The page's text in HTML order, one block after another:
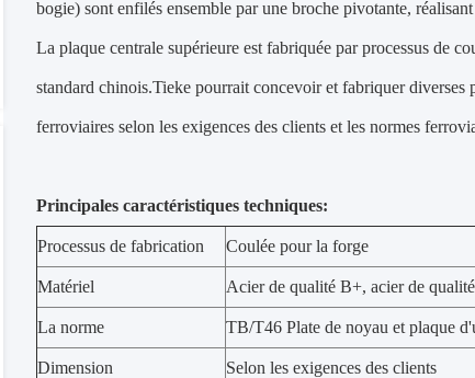
bogie) sont enfilés ensemble par une broche pivotante,
La plaque centrale supérieure est fabriquée par processus de
standard chinois.Tieke pourrait concevoir et fabriquer diverses
ferroviaires selon les exigences des clients et les normes
Principales caractéristiques techniques:
Processus de fabrication Coulée pour la forge
Matériel Acier de qualité B+, acier de
La norme TB/T46 Plate de noyau et plaque
Dimension Selon les exigences des clients